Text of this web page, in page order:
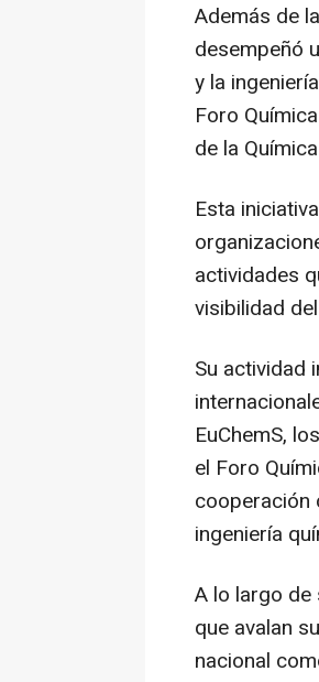
Además de
desempeñó
y la
Foro
de la
Esta
actividades
visibilidad
Su actividad
EuChemS,
el Foro
cooperación
ingeniería
A lo largo
que avalan
nacional